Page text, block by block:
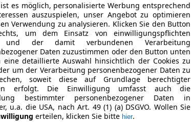
es möglich, personalisierte Werbung entsprechend
auszuspielen, unser Angebot zu optimieren
Verwendung zu analysieren. Klicken Sie den Button
um dem Einsatz von einwilligungspflichten
und der damit verbundenen Verarbeitung
Daten zuzustimmen oder den Button unten
eine detaillierte Auswahl hinsichtlich der Cookies zu
um der Verarbeitung personenbezogener Daten zu
soweit diese auf Grundlage berechtigter
erfolgt. Die Einwilligung umfasst auch die
bestimmter personenbezogener Daten in
u.a. die USA, nach Art. 49 (1) (a) DSGVO. Wollen Sie
erteilen, klicken Sie bitte hier.